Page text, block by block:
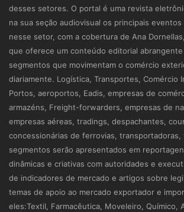
desses setores. O portal é uma revista
na sua seção audiovisual os principais
nesse setor, com a cobertura de Ana
que oferece um conteúdo editorial
segmentos que movimentam o comércio
diariamente. Logística, Transportes, Comércio
Portos, aeroportos, Eadis, empresas de
armazéns, Freight-forwarders, empresas de
empresas aéreas, tradings, despachantes,
concessionárias de ferrovias,
segmentos serão apresentados em
dinâmicas e criativas com autoridades e
de indicadores de mercado e artigos sobre
temas de apoio ao mercado exportador e
eles:Textil, Farmacêutica, Moveleiro, Químico,